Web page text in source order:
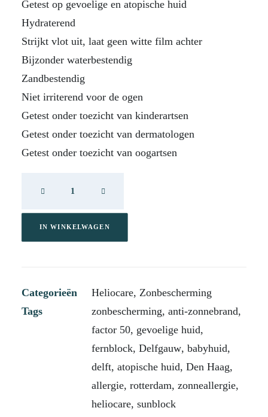
Getest op gevoelige en atopische huid
Hydraterend
Strijkt vlot uit, laat geen witte film achter
Bijzonder waterbestendig
Zandbestendig
Niet irriterend voor de ogen
Getest onder toezicht van kinderartsen
Getest onder toezicht van dermatologen
Getest onder toezicht van oogartsen
MineralIN WINKELWAGEN
Categorieën Heliocare, Zonbescherming
Tags
zonbescherming, anti-zonnebrand,
factor 50, gevoelige huid,
fernblock, Delfgauw, babyhuid,
delft, atopische huid, Den Haag,
allergie, rotterdam, zonneallergie,
heliocare, sunblock